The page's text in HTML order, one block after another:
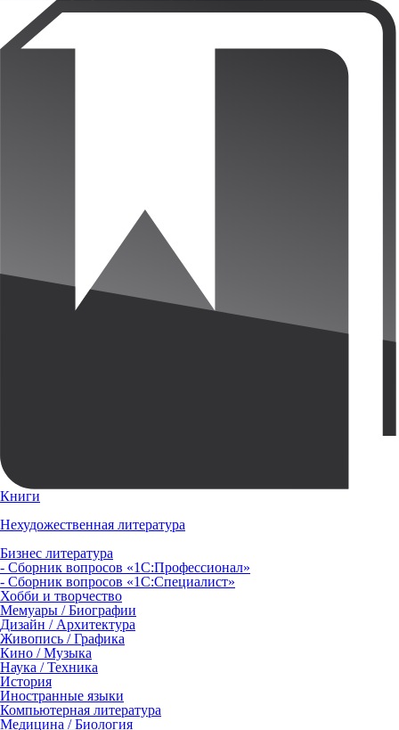
Книги
Нехудожественная литература
Бизнес литература
- Сборник вопросов «1С:Профессионал»
- Сборник вопросов «1С:Специалист»
Хобби и творчество
Мемуары / Биографии
Дизайн / Архитектура
Живопись / Графика
Кино / Музыка
Наука / Техника
История
Иностранные языки
Компьютерная литература
Медицина / Биология